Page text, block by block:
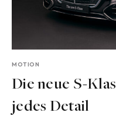
MOTION
Die neue S-
jedes Detail